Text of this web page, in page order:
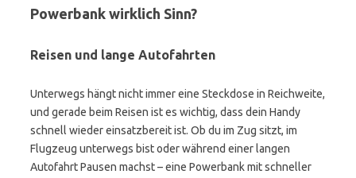
Powerbank wirklich Sinn?
Reisen und lange Autofahrten
Unterwegs hängt nicht immer eine Steckdose in Reichweite,
und gerade beim Reisen ist es wichtig, dass dein Handy
schnell wieder einsatzbereit ist. Ob du im Zug sitzt, im
Flugzeug unterwegs bist oder während einer langen
Autofahrt Pausen machst – eine Powerbank mit schneller